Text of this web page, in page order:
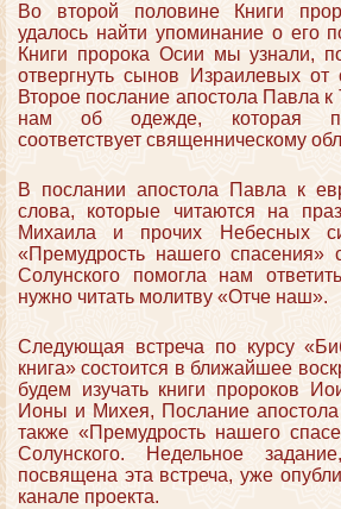
Во второй половине Книги
удалось найти упоминание о его
Книги пророка Осии мы узнали,
отвергнуть сынов Израилевых от
Второе послание апостола Павла
нам об одежде, которая
соответствует священническому
В послании апостола Павла к
слова, которые читаются на
Михаила и прочих Небесных
«Премудрость нашего спасения»
Солунского помогла нам
нужно читать молитву «Отче наш».
Следующая встреча по курсу
книга» состоится в ближайшее
будем изучать книги пророков
Ионы и Михея, Послание
также «Премудрость нашего
Солунского. Недельное
посвящена эта встреча, уже
канале проекта.